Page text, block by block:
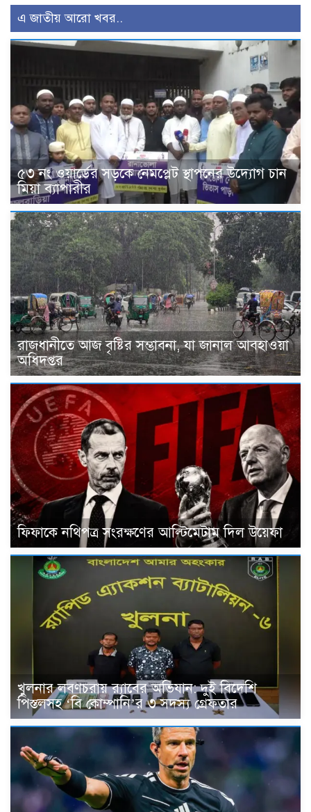
এ জাতীয় আরো খবর..
৫৩ নং ওয়ার্ডের সড়কে নেমপ্লেট স্থাপনের উদ্যোগ চান
মিয়া ব্যাপারীর
রাজধানীতে আজ বৃষ্টির সম্ভাবনা, যা জানাল আবহাওয়া
অধিদপ্তর
ফিফাকে নথিপত্র সংরক্ষণের আল্টিমেটাম দিল উয়েফা
খুলনার লবণচরায় র‍্যাবের অভিযান: দুই বিদেশি
পিস্তলসহ ‘বি কোম্পানি’র ৩ সদস্য গ্রেফতার